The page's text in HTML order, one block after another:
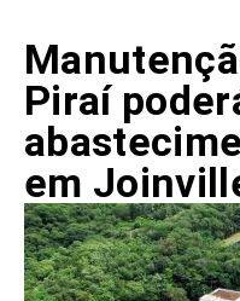
Piraí
em